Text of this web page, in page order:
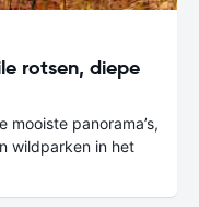
rotsen, diepe
panorama’s,
wildparken in het